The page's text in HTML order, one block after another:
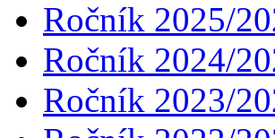
Ročník 2025/
Ročník 2024/
Ročník 2023/